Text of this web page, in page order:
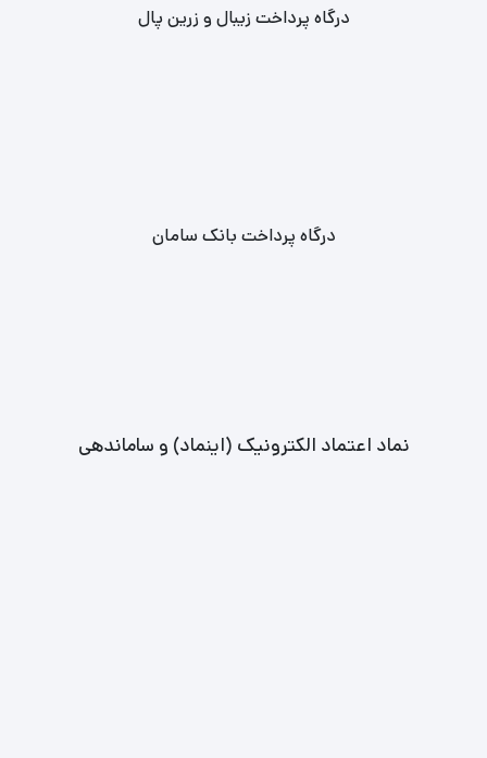
درگاه پرداخت زیبال و زرین پال
درگاه پرداخت بانک سامان
نماد اعتماد الکترونیک (اینماد) و ساماندهی